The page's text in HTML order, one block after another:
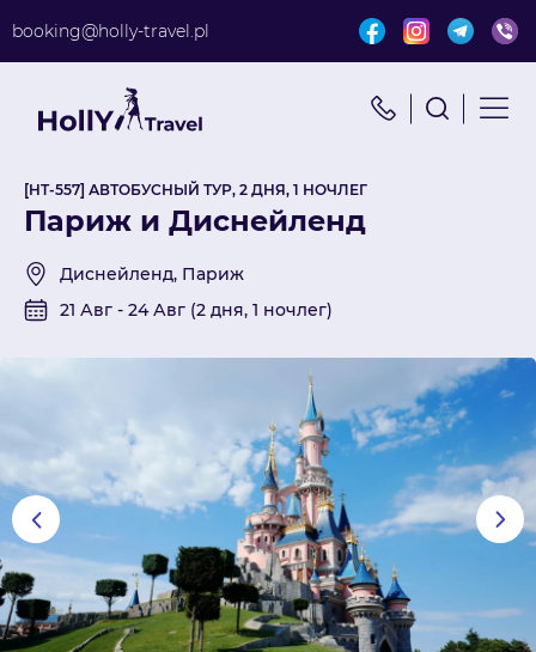
booking@holly-travel.pl
Найти путешествие x
[HT-557] АВТОБУСНЫЙ ТУР, 2 ДНЯ, 1 НОЧЛЕГ
Париж и Диснейленд
Диснейленд, Париж
21 Авг - 24 Авг (2 дня, 1 ночлег)